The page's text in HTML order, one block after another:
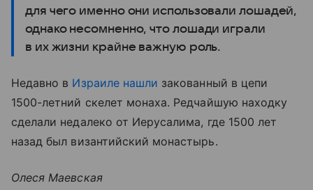
для чего именно они использовали лошадей,
однако несомненно, что лошади играли
в их жизни крайне важную роль.
Недавно в Израиле нашли закованный в цепи
1500-летний скелет монаха. Редчайшую находку
сделали недалеко от Иерусалима, где 1500 лет
назад был византийский монастырь.
Олеся Маевская